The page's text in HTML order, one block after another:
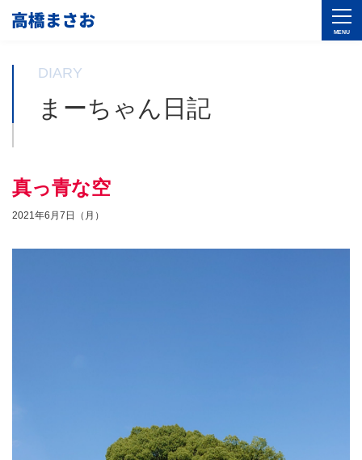
DIARY
まーちゃん日記
真っ青な空
2021年6月7日（月）